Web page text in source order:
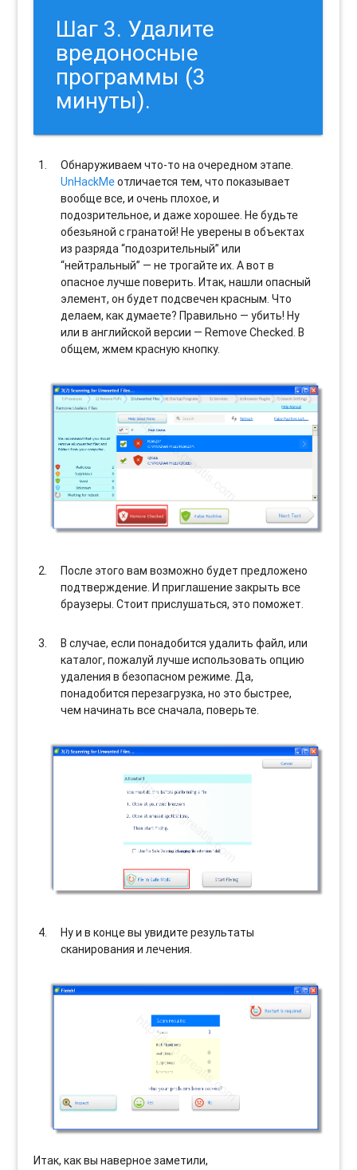
Шаг 3. Удалите
вредоносные
программы (3
минуты).
Обнаруживаем что-то на очередном этапе.
UnHackMeотличается тем, что показывает
вообще все, и очень плохое, и
подозрительное, и даже хорошее. Не будьте
обезьяной с гранатой! Не уверены в объектах
из разряда “подозрительный” или
“нейтральный” — не трогайте их. А вот в
опасное лучше поверить. Итак, нашли опасный
элемент, он будет подсвечен красным. Что
делаем, как думаете? Правильно — убить! Ну
или в английской версии — Remove Checked. В
общем, жмем красную кнопку.
После этого вам возможно будет предложено
подтверждение. И приглашение закрыть все
браузеры. Стоит прислушаться, это поможет.
В случае, если понадобится удалить файл, или
каталог, пожалуй лучше использовать опцию
удаления в безопасном режиме. Да,
понадобится перезагрузка, но это быстрее,
чем начинать все сначала, поверьте.
Ну и в конце вы увидите результаты
сканирования и лечения.
Итак, как вы наверное заметили,